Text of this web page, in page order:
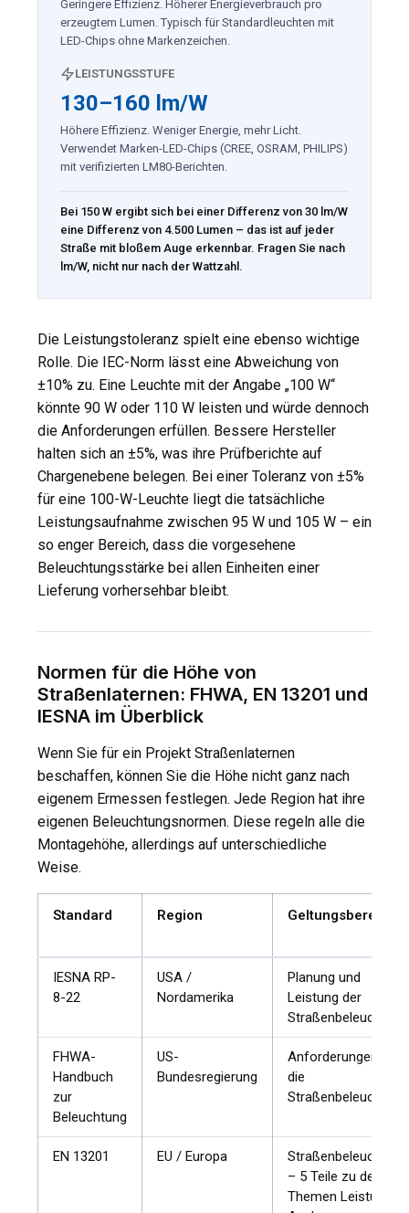
Geringere Effizienz. Höherer Energieverbrauch pro
erzeugtem Lumen. Typisch für Standardleuchten mit
LED-Chips ohne Markenzeichen.
LEISTUNGSSTUFE
130–160 lm/W
Höhere Effizienz. Weniger Energie, mehr Licht.
Verwendet Marken-LED-Chips (CREE, OSRAM, PHILIPS)
mit verifizierten LM80-Berichten.
Bei 150 W ergibt sich bei einer Differenz von 30 lm/W
eine Differenz von 4.500 Lumen – das ist auf jeder
Straße mit bloßem Auge erkennbar. Fragen Sie nach
lm/W, nicht nur nach der Wattzahl.
Die Leistungstoleranz spielt eine ebenso wichtige
Rolle. Die IEC-Norm lässt eine Abweichung von
±10% zu. Eine Leuchte mit der Angabe „100 W“
könnte 90 W oder 110 W leisten und würde dennoch
die Anforderungen erfüllen. Bessere Hersteller
halten sich an ±5%, was ihre Prüfberichte auf
Chargenebene belegen. Bei einer Toleranz von ±5%
für eine 100-W-Leuchte liegt die tatsächliche
Leistungsaufnahme zwischen 95 W und 105 W – ein
so enger Bereich, dass die vorgesehene
Beleuchtungsstärke bei allen Einheiten einer
Lieferung vorhersehbar bleibt.
Normen für die Höhe von
Straßenlaternen: FHWA, EN 13201 und
IESNA im Überblick
Wenn Sie für ein Projekt Straßenlaternen
beschaffen, können Sie die Höhe nicht ganz nach
eigenem Ermessen festlegen. Jede Region hat ihre
eigenen Beleuchtungsnormen. Diese regeln alle die
Montagehöhe, allerdings auf unterschiedliche
Weise.
Standard Region Geltungsbereich
IESNA RP-
8-22
USA /
Nordamerika
Planung und
Leistung der
Straßenbeleuchtung
FHWA-
Handbuch
zur
Beleuchtung
US-
Bundesregierung
Anforderungen an
die
Straßenbeleuchtung
EN 13201 EU / Europa
Straßenbeleuchtung
– 5 Teile zu den
Themen Leistung,